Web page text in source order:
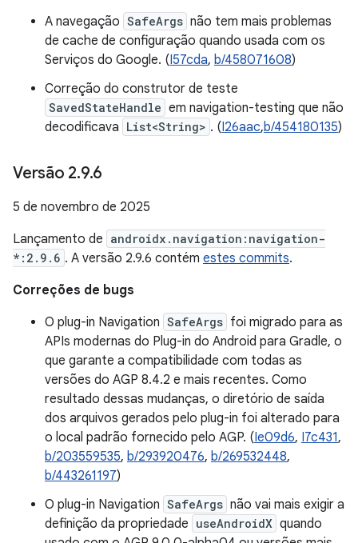
A navegação SafeArgs não tem mais problemas
de cache de configuração quando usada com os
Serviços do Google. (I57cda, b/458071608)
Correção do construtor de teste
SavedStateHandle em navigation-testing que não
decodificava List<String> . (I26aac,b/454180135)
Versão 2.9.6
5 de novembro de 2025
Lançamento de androidx.navigation:navigation-
*:2.9.6 . A versão 2.9.6 contém estes commits.
Correções de bugs
O plug-in Navigation SafeArgs foi migrado para as
APIs modernas do Plug-in do Android para Gradle, o
que garante a compatibilidade com todas as
versões do AGP 8.4.2 e mais recentes. Como
resultado dessas mudanças, o diretório de saída
dos arquivos gerados pelo plug-in foi alterado para
o local padrão fornecido pelo AGP. (Ie09d6, I7c431,
b/203559535, b/293920476, b/269532448,
b/443261197)
O plug-in Navigation SafeArgs não vai mais exigir a
definição da propriedade useAndroidX quando